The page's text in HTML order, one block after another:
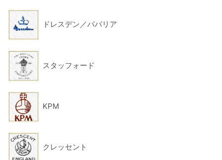
ドレスデン／ババリア
スタッフォード
KPM
クレッセント